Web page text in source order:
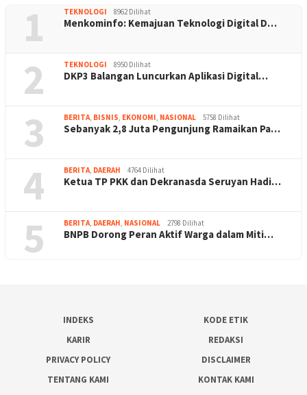
1 TEKNOLOGI 8962 Dilihat
Menkominfo: Kemajuan Teknologi Digital D…
2 TEKNOLOGI 8950 Dilihat
DKP3 Balangan Luncurkan Aplikasi Digital…
3 BERITA, BISNIS, EKONOMI, NASIONAL 5758 Dilihat
Sebanyak 2,8 Juta Pengunjung Ramaikan Pa…
4 BERITA, DAERAH 4764 Dilihat
Ketua TP PKK dan Dekranasda Seruyan Hadi…
5 BERITA, DAERAH, NASIONAL 2798 Dilihat
BNPB Dorong Peran Aktif Warga dalam Miti…
INDEKS
KODE ETIK
KARIR
REDAKSI
PRIVACY POLICY
DISCLAIMER
TENTANG KAMI
KONTAK KAMI